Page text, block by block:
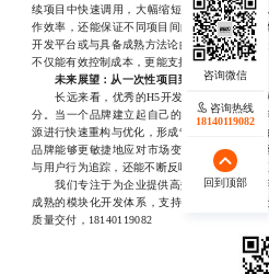
续项目中快速调用，大幅缩短开发周期。同
作效率，还能保证不同项目间的视觉一致性与
开发平台或与具备成熟方法论的服务商合作，
不仅能有效控制成本，更能支撑品牌在短时间
未来展望：从一次性项目到可持续资产
长远来看，优秀的H5开发制作不应仅被视
分。当一个品牌建立起自己的组件库、模板
源进行快速重构与优化，形成“越用越省、越
品牌能够更敏捷地应对市场变化，实现精准
与用户行为追踪，还能不断反哺内容优化，真
我们专注于为企业提供高效、透明、可复
成熟的模块化开发体系，支持从创意策划到
质量交付，18140119082
咨询热线
18140119082
回到顶部
咨询热线
18140119082
回到顶部